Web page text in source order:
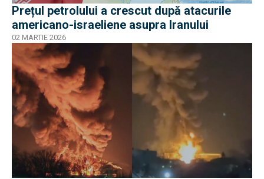
Prețul petrolului a crescut după atacurile
americano-israeliene asupra Iranului
02 MARTIE 2026